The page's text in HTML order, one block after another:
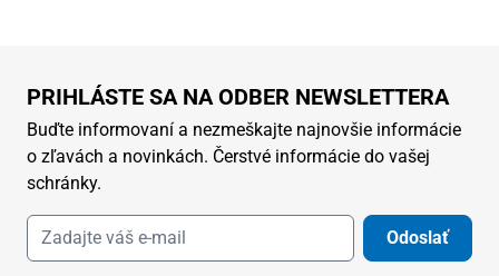
PRIHLÁSTE SA NA ODBER NEWSLETTERA
Buďte informovaní a nezmeškajte najnovšie informácie
o zľavách a novinkách. Čerstvé informácie do vašej
schránky.
Odoslať